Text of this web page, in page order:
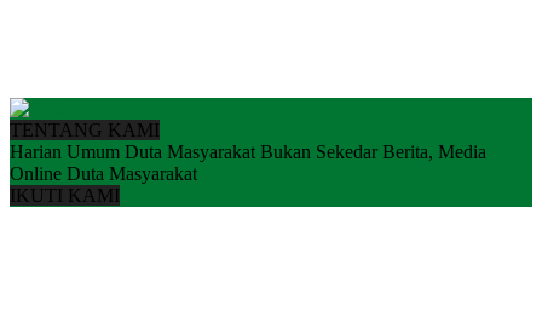
TENTANG KAMI
Harian Umum Duta Masyarakat Bukan Sekedar Berita, Media
Online Duta Masyarakat
IKUTI KAMI